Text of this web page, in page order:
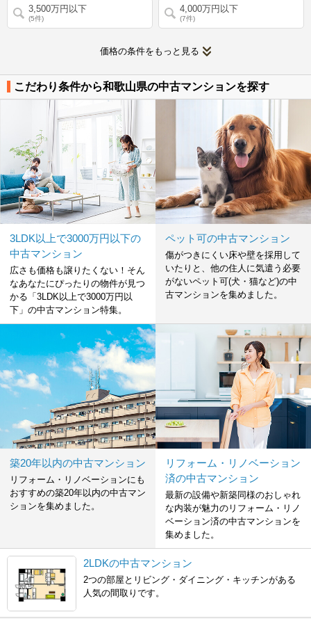
3,500万円以下
(5件)
4,000万円以下
(7件)
価格の条件をもっと見る
こだわり条件から和歌山県の中古マンションを探す
3LDK以上で3000万円以下の
中古マンション
広さも価格も譲りたくない！そん
なあなたにぴったりの物件が見つ
かる「3LDK以上で3000万円以
下」の中古マンション特集。
ペット可の中古マンション
傷がつきにくい床や壁を採用して
いたりと、他の住人に気遣う必要
がないペット可(犬・猫など)の中
古マンションを集めました。
築20年以内の中古マンション
リフォーム・リノベーションにも
おすすめの築20年以内の中古マン
ションを集めました。
リフォーム・リノベーション
済の中古マンション
最新の設備や新築同様のおしゃれ
な内装が魅力のリフォーム・リノ
ベーション済の中古マンションを
集めました。
2LDKの中古マンション
2つの部屋とリビング・ダイニング・キッチンがある
人気の間取りです。